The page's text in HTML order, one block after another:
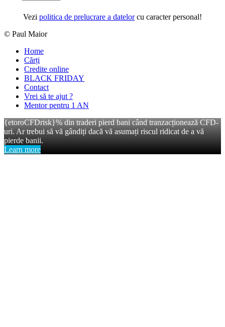
Vezi politica de prelucrare a datelorcu caracter personal!
© Paul Maior
Home
Cărți
Credite online
BLACK FRIDAY
Contact
Vrei să te ajut ?
Mentor pentru 1 AN
{etoroCFDrisk}% din traderi pierd bani când tranzacționează CFD-
uri. Ar trebui să vă gândiți dacă vă asumați riscul ridicat de a vă
pierde banii.
Learn more